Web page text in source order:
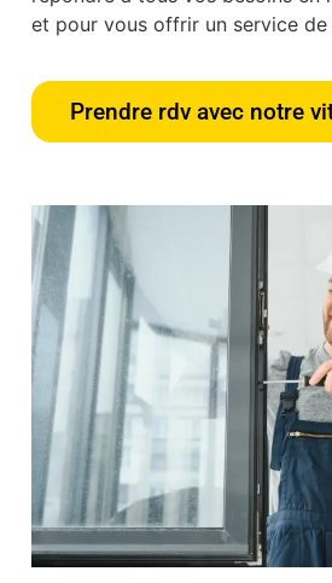
et pour vous offrir un service de
Prendre rdv avec notre